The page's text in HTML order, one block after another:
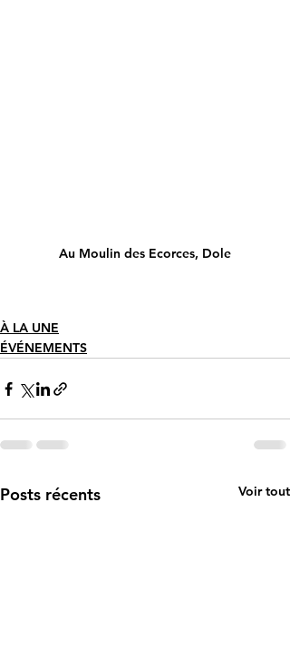
Au Moulin des Ecorces, Dole
À LA UNE
ÉVÉNEMENTS
Posts récents Voir tout